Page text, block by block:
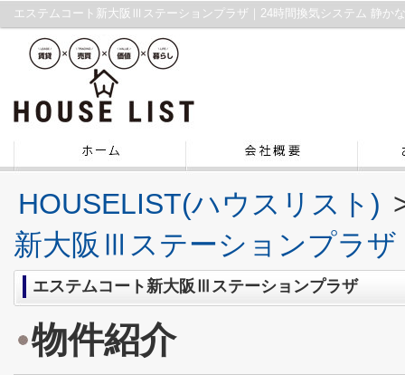
HOUSELIST(ハウスリスト)
新大阪Ⅲステーションプラザ
エステムコート新大阪Ⅲステーションプラザ
物件紹介